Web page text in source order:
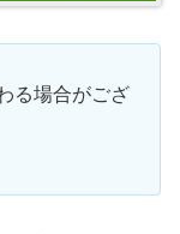
る場合がござ